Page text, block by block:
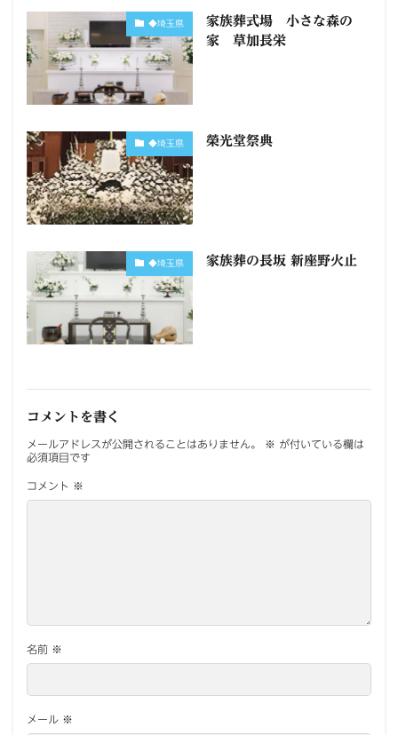
◆埼玉県
家族葬式場 小さな森の
家 草加長栄
◆埼玉県 榮光堂祭典
◆埼玉県 家族葬の長坂 新座野火止
コメントを書く
メールアドレスが公開されることはありません。 ※ が付いている欄は
必須項目です
コメント ※
名前 ※
メール ※